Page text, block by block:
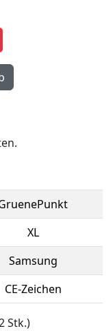
XL
Samsung
CE-Zeichen
Stk.)